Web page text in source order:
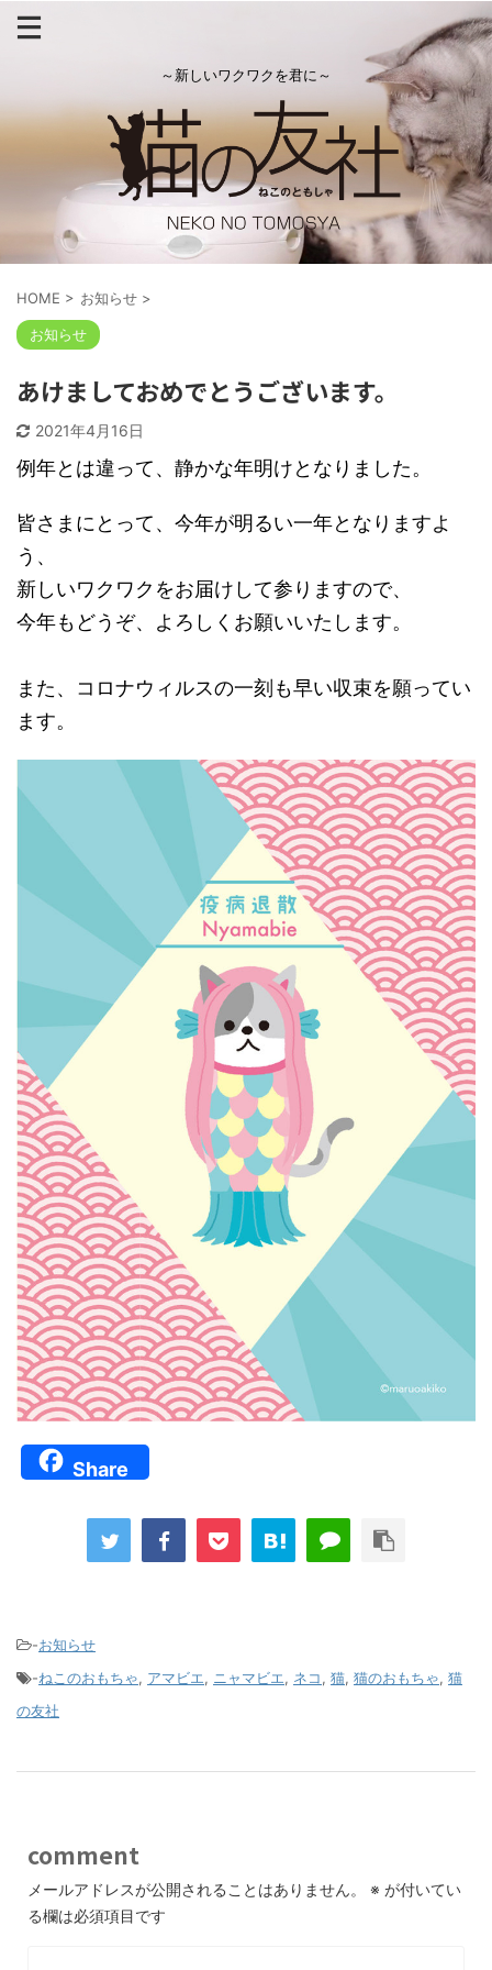
～新しいワクワクを君に～
HOME > お知らせ >
お知らせ
あけましておめでとうございます。
2021年4月16日
例年とは違って、静かな年明けとなりました。
皆さまにとって、今年が明るい一年となりますよ
う、
新しいワクワクをお届けして参りますので、
今年もどうぞ、よろしくお願いいたします。
また、コロナウィルスの一刻も早い収束を願ってい
ます。
Share
-お知らせ
-ねこのおもちゃ, アマビエ, ニャマビエ, ネコ, 猫, 猫のおもちゃ, 猫
の友社
comment
メールアドレスが公開されることはありません。 ※ が付いてい
る欄は必須項目です